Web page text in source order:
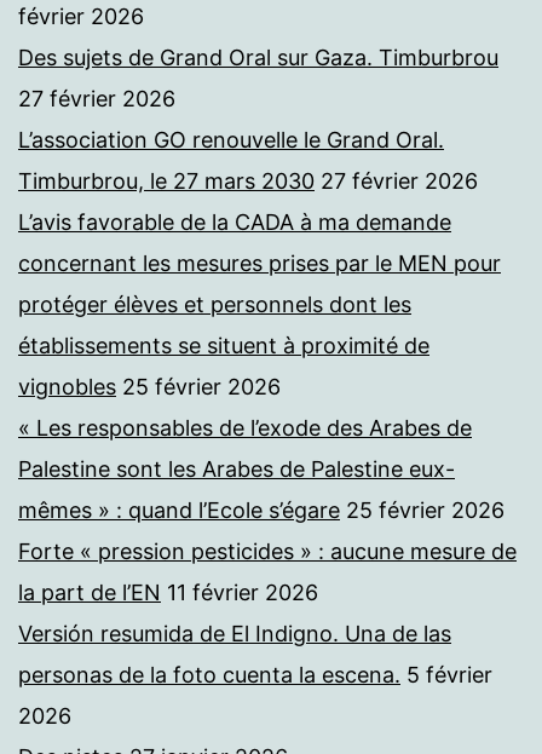
février 2026
Des sujets de Grand Oral sur Gaza. Timburbrou
27 février 2026
L’association GO renouvelle le Grand Oral.
Timburbrou, le 27 mars 2030 27 février 2026
L’avis favorable de la CADA à ma demande
concernant les mesures prises par le MEN pour
protéger élèves et personnels dont les
établissements se situent à proximité de
vignobles 25 février 2026
« Les responsables de l’exode des Arabes de
Palestine sont les Arabes de Palestine eux-
mêmes » : quand l’Ecole s’égare 25 février 2026
Forte « pression pesticides » : aucune mesure de
la part de l’EN 11 février 2026
Versión resumida de El Indigno. Una de las
personas de la foto cuenta la escena. 5 février
2026